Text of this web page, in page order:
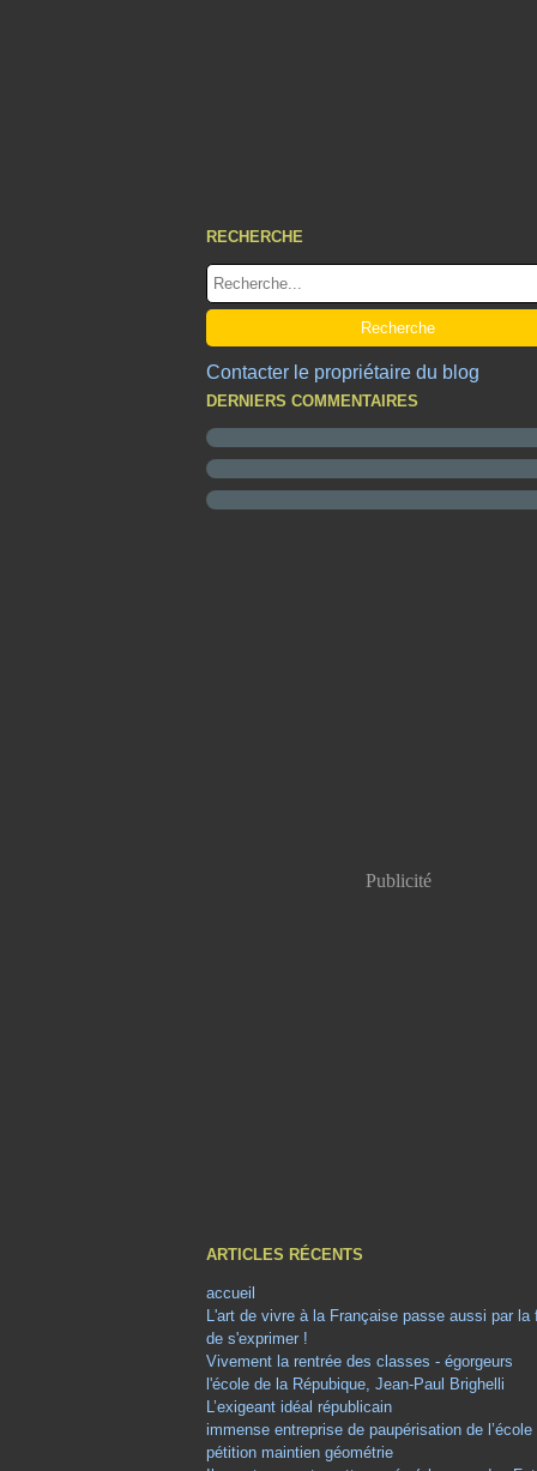
RECHERCHE
Contacter le propriétaire du blog
DERNIERS COMMENTAIRES
Publicité
ARTICLES RÉCENTS
accueil
L'art de vivre à la Française passe aussi par la
de s'exprimer !
Vivement la rentrée des classes - égorgeurs
l'école de la Répubique, Jean-Paul Brighelli
L’exigeant idéal républicain
immense entreprise de paupérisation de l’école
pétition maintien géométrie